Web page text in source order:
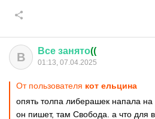
В Все занято((
01:13, 07.04.2025
От пользователя кот ельцина
опять толпа либерашек напала
он пишет, там Свобода. а что для